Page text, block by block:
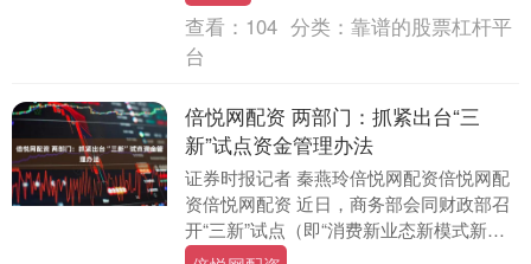
查看： 104 分类： 靠谱的股票杠杆平
台
倍悦网配资 两部门：抓紧出台“三
新”试点资金管理办法
证券时报记者 秦燕玲倍悦网配资倍悦网配
资倍悦网配资 近日，商务部会同财政部召
开“三新”试点（即“消费新业态新模式新场
景试点”）工作部署推进会，会议指出，有